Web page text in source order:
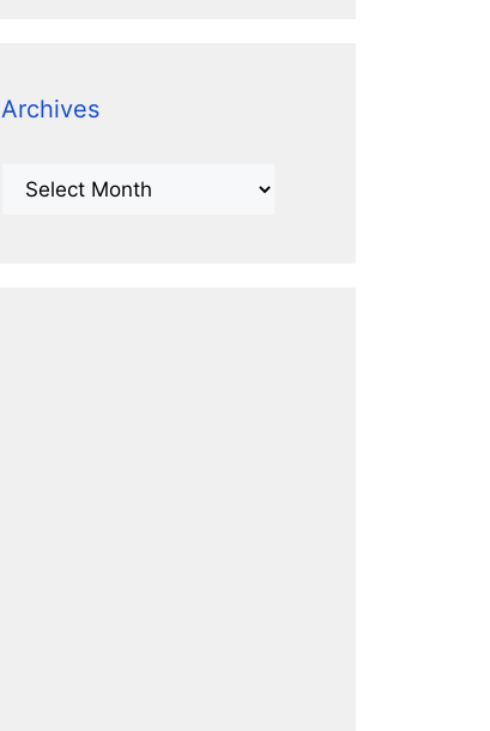
Archives
Archives